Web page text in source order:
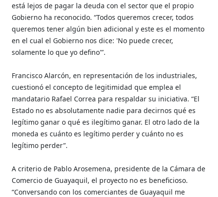
está lejos de pagar la deuda con el sector que el propio
Gobierno ha reconocido. “Todos queremos crecer, todos
queremos tener algún bien adicional y este es el momento
en el cual el Gobierno nos dice: 'No puede crecer,
solamente lo que yo defino'”.
Francisco Alarcón, en representación de los industriales,
cuestionó el concepto de legitimidad que emplea el
mandatario Rafael Correa para respaldar su iniciativa. “El
Estado no es absolutamente nadie para decirnos qué es
legítimo ganar o qué es ilegítimo ganar. El otro lado de la
moneda es cuánto es legítimo perder y cuánto no es
legítimo perder”.
A criterio de Pablo Arosemena, presidente de la Cámara de
Comercio de Guayaquil, el proyecto no es beneficioso.
“Conversando con los comerciantes de Guayaquil me